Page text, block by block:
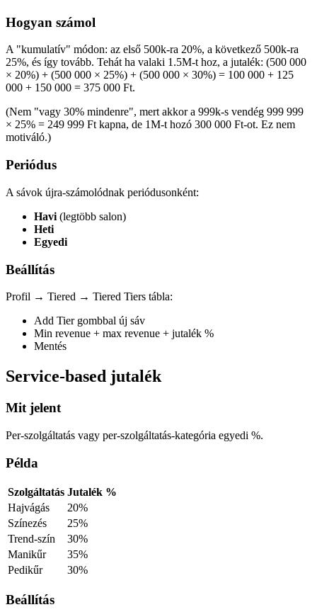
Hogyan számol
A "kumulatív" módon: az első 500k-ra 20%, a következő 500k-ra
25%, és így tovább. Tehát ha valaki 1.5M-t hoz, a jutalék: (500 000
× 20%) + (500 000 × 25%) + (500 000 × 30%) = 100 000 + 125
000 + 150 000 = 375 000 Ft.
(Nem "vagy 30% mindenre", mert akkor a 999k-s vendég 999 999
× 25% = 249 999 Ft kapna, de 1M-t hozó 300 000 Ft-ot. Ez nem
motiváló.)
Periódus
A sávok újra-számolódnak periódusonként:
Havi (legtöbb salon)
Heti
Egyedi
Beállítás
Profil → Tiered → Tiered Tiers tábla:
Add Tier gombbal új sáv
Min revenue + max revenue + jutalék %
Mentés
Service-based jutalék
Mit jelent
Per-szolgáltatás vagy per-szolgáltatás-kategória egyedi %.
Példa
Szolgáltatás Jutalék %
Hajvágás
20%
Színezés
25%
Trend-szín
30%
Manikűr
35%
Pedikűr
30%
Beállítás